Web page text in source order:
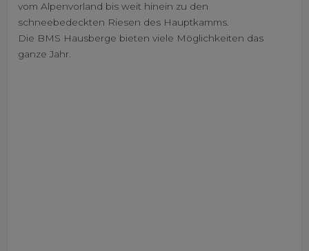
vom Alpenvorland bis weit hinein zu den
schneebedeckten Riesen des Hauptkamms.
Die BMS Hausberge bieten viele Möglichkeiten das
ganze Jahr.